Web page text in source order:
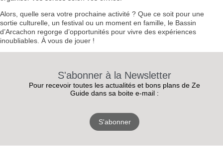
Alors, quelle sera votre prochaine activité ? Que ce soit pour une
sortie culturelle, un festival ou un moment en famille, le Bassin
d’Arcachon regorge d’opportunités pour vivre des expériences
inoubliables. À vous de jouer !
S'abonner à la Newsletter
Pour recevoir toutes les actualités et bons plans de Ze
Guide dans sa boite e-mail :
S'abonner